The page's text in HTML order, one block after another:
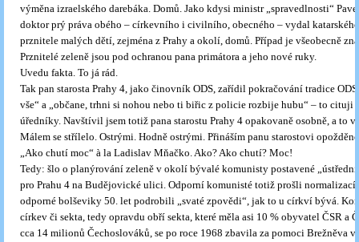
výměna izraelského darebáka. Domů. Jako kdysi ministr „spravedlnosti“
doktor prý práva obého – církevního i civilního, obecného – vydal
prznitele malých dětí, zejména z Prahy a okolí, domů. Případ je všeobecně
Prznitelé zeleně jsou pod ochranou pana primátora a jeho nové ruky.
Uvedu fakta. To já rád.
Tak pan starosta Prahy 4, jako činovník ODS, zařídil pokračování tradice ODS
vše“ a „občane, trhni si nohou nebo ti biřic z policie rozbije hubu“ – to cituji
úředníky. Navštívil jsem totiž pana starostu Prahy 4 opakovaně osobně, a to
Málem se střílelo. Ostrými. Hodně ostrými. Přináším panu starostovi
„Ako chutí moc“ à la Ladislav Mňačko. Ako? Ako chutí? Moc!
Tedy: šlo o planýrování zeleně v okolí bývalé komunisty postavené
pro Prahu 4 na Budějovické ulici. Odporní komunisté totiž prošli normalizací
odporné bolševiky 50. let podrobili „svaté zpovědi“, jak to u církví bývá.
církev či sekta, tedy opravdu obří sekta, které měla asi 10 % obyvatel ČSR a
cca 14 milionů Čechoslováků, se po roce 1968 zbavila za pomoci Brežněva